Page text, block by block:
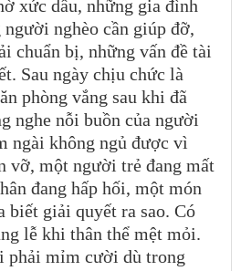
xức dầu, những gia đình
nghèo cần giúp đỡ,
chuẩn bị, những vấn đề tài
Sau ngày chịu chức là
phòng vắng sau khi đã
nghe nỗi buồn của người
ngài không ngủ được vì
vỡ, một người trẻ đang mất
đang hấp hối, một món
biết giải quyết ra sao. Có
lễ khi thân thể mệt mỏi.
phải mỉm cười dù trong